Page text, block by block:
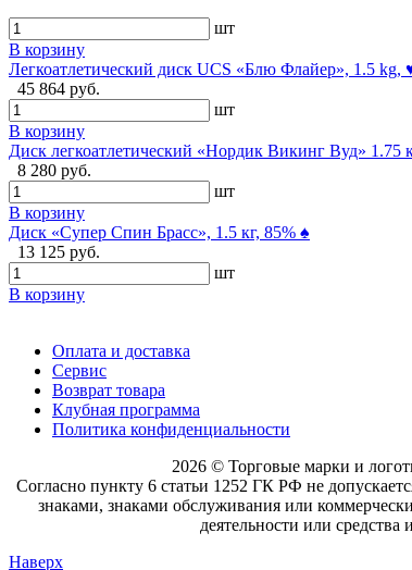
шт
В корзину
Легкоатлетический диск UCS «Блю Флайер», 1.5
45 864 руб.
шт
В корзину
Диск легкоатлетический «Нордик Викинг Вуд» 1.75
8 280 руб.
шт
В корзину
Диск «Супер Спин Брасс», 1.5 кг, 85% ♠
13 125 руб.
шт
В корзину
Оплата и доставка
Сервис
Возврат товара
Клубная программа
Политика конфиденциальности
2026 © Торговые марки и
Согласно пункту 6 статьи 1252 ГК РФ не
знаками, знаками обслуживания или
деятельности или средства
Наверх